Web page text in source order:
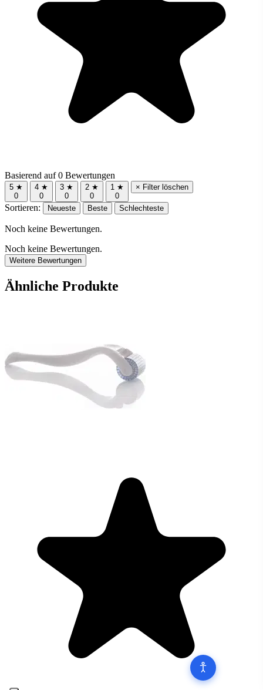
Basierend auf 0 Bewertungen
5 ★
0
4 ★
0
3 ★
0
2 ★
0
1 ★
0
× Filter löschen
Sortieren: Neueste Beste Schlechteste
Noch keine Bewertungen.
Noch keine Bewertungen.
Weitere Bewertungen
Ähnliche Produkte